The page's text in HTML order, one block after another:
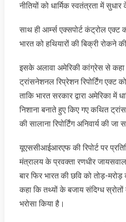
नीतियों को धार्मिक स्वतंत्रता में सुधार
साथ ही आर्म्स एक्सपोर्ट कंट्रोल एक्ट
भारत को हथियारों की बिक्री रोकने
इसके अलावा अमेरिकी कांग्रेस से
ट्रांसनेशनल रिप्रेशन रिपोर्टिंग एक्ट
ताकि भारत सरकार द्वारा अमेरिका में
निशाना बनाते हुए किए गए कथित
की सालाना रिपोर्टिंग अनिवार्य की जा
यूएससीआईआरएफ की रिपोर्ट पर
मंत्रालय के प्रवक्ता रणधीर
बार फिर भारत की छवि को तोड़-
कहा कि तथ्यों के बजाय संदिग्ध
भरोसा किया है।